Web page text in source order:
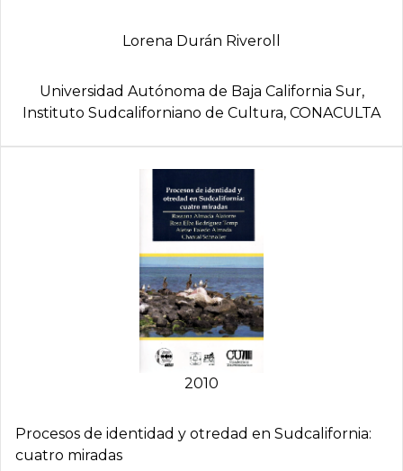
Lorena Durán Riveroll
Universidad Autónoma de Baja California Sur,
Instituto Sudcaliforniano de Cultura, CONACULTA
2010
Procesos de identidad y otredad en Sudcalifornia:
cuatro miradas